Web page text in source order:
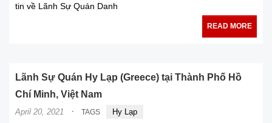
tin về Lãnh Sự Quán Danh
READ MORE
Lãnh Sự Quán Hy Lạp (Greece) tại Thành Phố Hồ
Chí Minh, Việt Nam
April 20, 2021 · TAGS Hy Lạp